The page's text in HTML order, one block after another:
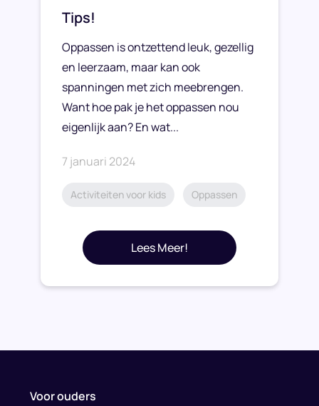
Tips!
Oppassen is ontzettend leuk, gezellig
en leerzaam, maar kan ook
spanningen met zich meebrengen.
Want hoe pak je het oppassen nou
eigenlijk aan? En wat...
7 januari 2024
Activiteiten voor kids Oppassen
Lees Meer!
Voor ouders